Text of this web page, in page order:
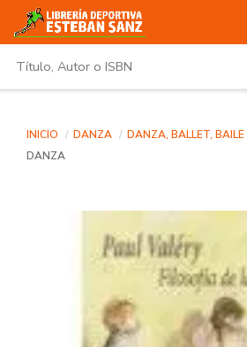
INICIO DANZA DANZA, BALLET, BAILE
DANZA